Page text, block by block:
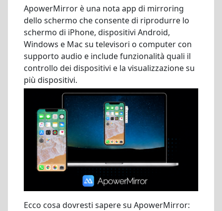
ApowerMirror è una nota app di mirroring
dello schermo che consente di riprodurre lo
schermo di iPhone, dispositivi Android,
Windows e Mac su televisori o computer con
supporto audio e include funzionalità quali il
controllo dei dispositivi e la visualizzazione su
più dispositivi.
Ecco cosa dovresti sapere su ApowerMirror: